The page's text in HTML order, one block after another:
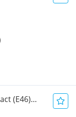
(E46)